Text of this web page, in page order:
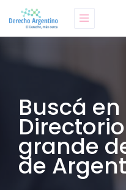
Buscá en
grande
de